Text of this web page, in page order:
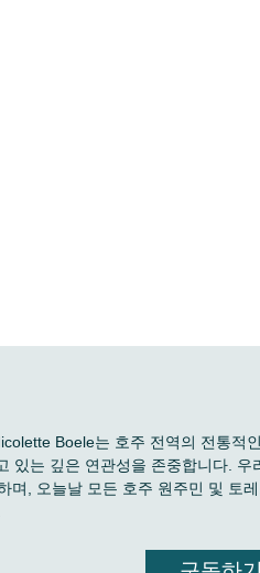
Boele는 호주 전역의 전통적
있는 깊은 연관성을 존중합니다. 우
며, 오늘날 모든 호주 원주민 및 토